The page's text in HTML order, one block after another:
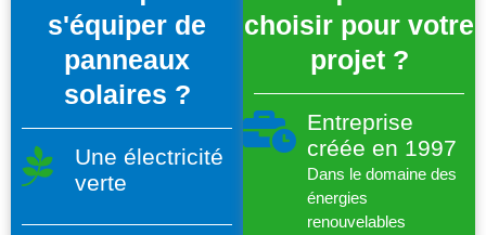
s'équiper de
panneaux
solaires ?
Une électricité
verte
choisir pour votre
projet ?
Entreprise
créée en 1997
Dans le domaine des
énergies
renouvelables